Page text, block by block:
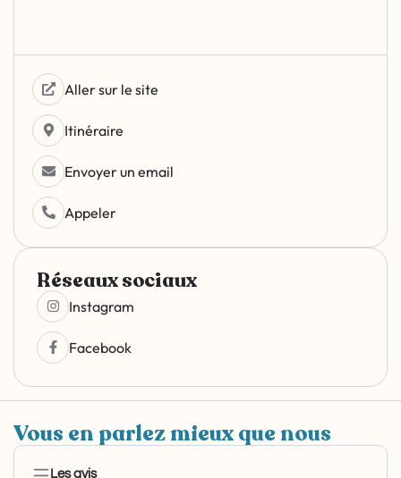
Aller sur le site
Itinéraire
Envoyer un email
Appeler
Réseaux sociaux
Instagram
Facebook
Vous en parlez mieux que nous
Les avis